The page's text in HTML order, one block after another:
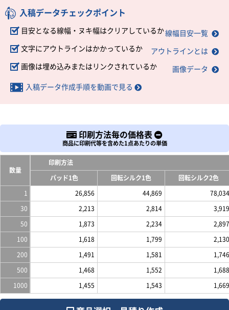
入稿データチェックポイント
目安となる線幅・ヌキ幅はクリアしているか線幅目安一覧
文字にアウトラインはかかっているか アウトラインとは
画像は埋め込みまたはリンクされているか 画像データ
入稿データ作成手順を動画で見る
印刷方法毎の価格表
商品に印刷代等を含めた1点あたりの単価
数量
印刷方法
パッド1色 回転シルク1色 回転シルク2色
1 26,856 44,869 78,034
30 2,213 2,814 3,919
50 1,873 2,234 2,897
100 1,618 1,799 2,130
200 1,491 1,581 1,746
500 1,468 1,552 1,688
1000 1,455 1,543 1,669